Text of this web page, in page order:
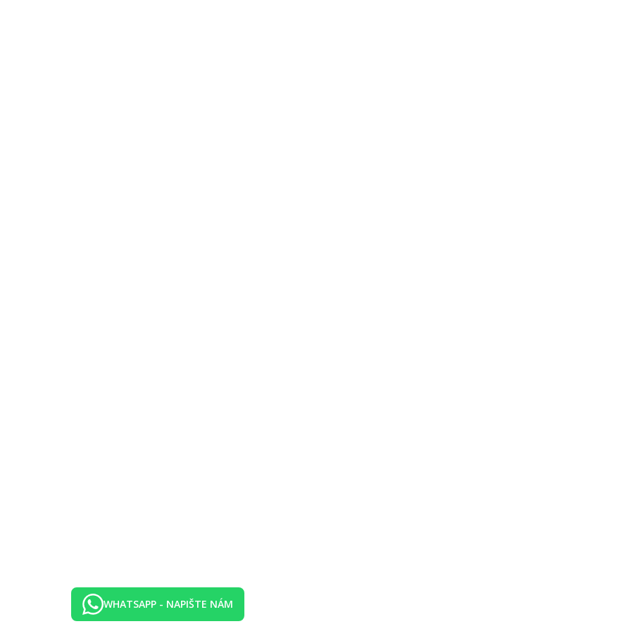
a lehátka (případně za poplatek).
oblast případně za poplatek.
služby jsou závislé na ročním období a na místních klimatických podmínkách. Jazyky: angličtina, nizozemština, španělština a
Přihlášení je možné od 16:00 hodin, odhlášení do 12:00 hodin.
(zdarma) a sejfem (případně za poplatek) a také centrálně řízenou klimatizací (velikost: cca 35 m²).
(zdarma) a sejfem (případně za poplatek) a také centrálně řízenou klimatizací (velikost: cca 35 m²).
(zdarma) a sejfem (případně za poplatek) a také centrálně řízenou klimatizací (velikost: cca 35 m²).
(zdarma) a sejfem (případně za poplatek) a také centrálně řízenou klimatizací (velikost: cca 35 m²).
(zdarma) a sejfem (případně za poplatek) a také centrálně řízenou klimatizací (velikost: cca 35 m²).
(zdarma) a sejfem (případně za poplatek) a také centrálně řízenou klimatizací (velikost: cca 35 m²).
WHATSAPP - NAPIŠTE NÁM